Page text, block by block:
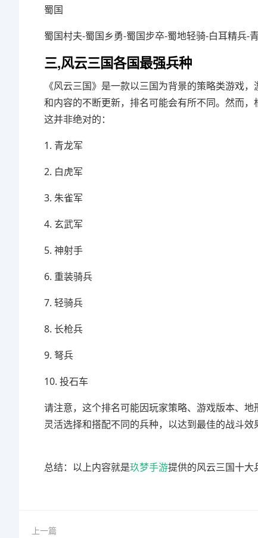
蜀国
蜀国村夫-蜀国乡勇-蜀国步卒-蜀地轻骑-白耳精兵-
三,风云三国各国最强兵种
《风云三国》是一款以三国为背景的策略类游戏
和内容的不断更新，排名可能会有所不同。然而，
这并非绝对的：
1. 青龙军
2. 白虎军
3. 朱雀军
4. 玄武军
5. 神射手
6. 重装骑兵
7. 轻骑兵
8. 长枪兵
9. 弩兵
10. 投石车
请注意，这个排名可能因玩家策略、游戏版本、
灵活选择和搭配不同的兵种，以达到最佳的战斗效
总结：以上内容就是玖梦手游提供的风云三国十大
上一篇